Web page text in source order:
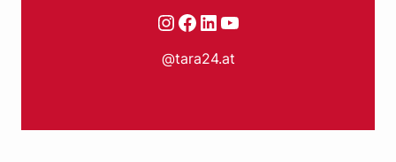
Instagram
Facebook
LinkedIn
YouTube
@tara24.at